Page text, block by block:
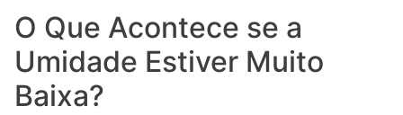
O Que Acontece se a
Umidade Estiver Muito
Baixa?